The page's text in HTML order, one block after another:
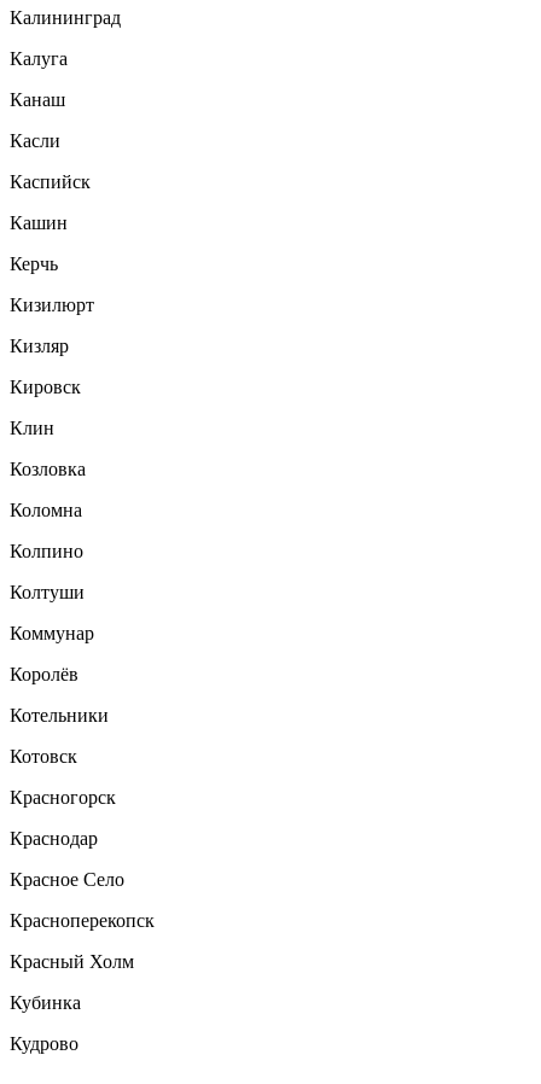
Калининград
Калуга
Канаш
Касли
Каспийск
Кашин
Керчь
Кизилюрт
Кизляр
Кировск
Клин
Козловка
Коломна
Колпино
Колтуши
Коммунар
Королёв
Котельники
Котовск
Красногорск
Краснодар
Красное Село
Красноперекопск
Красный Холм
Кубинка
Кудрово